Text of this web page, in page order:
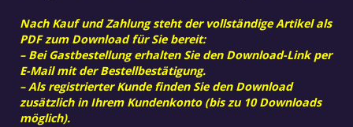
Nach Kauf und Zahlung steht der vollständige Artikel als
PDF zum Download für Sie bereit:
– Bei Gastbestellung erhalten Sie den Download-Link per
E-Mail mit der Bestellbestätigung.
– Als registrierter Kunde finden Sie den Download
zusätzlich in Ihrem Kundenkonto (bis zu 10 Downloads
möglich).